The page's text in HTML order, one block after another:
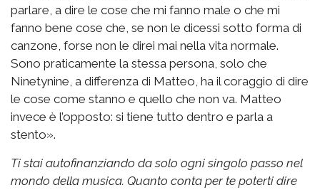
parlare, a dire le cose che mi fanno male o che mi
fanno bene cose che, se non le dicessi sotto forma di
canzone, forse non le direi mai nella vita normale.
Sono praticamente la stessa persona, solo che
Ninetynine, a differenza di Matteo, ha il coraggio di dire
le cose come stanno e quello che non va. Matteo
invece è l’opposto: si tiene tutto dentro e parla a
stento».
Ti stai autofinanziando da solo ogni singolo passo nel
mondo della musica. Quanto conta per te poterti dire